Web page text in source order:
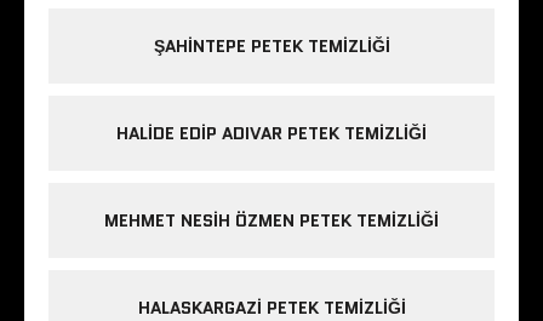
ŞAHINTEPE PETEK TEMIZLIĞI
HALIDE EDIP ADIVAR PETEK TEMIZLIĞI
MEHMET NESIH ÖZMEN PETEK TEMIZLIĞI
HALASKARGAZI PETEK TEMIZLIĞI